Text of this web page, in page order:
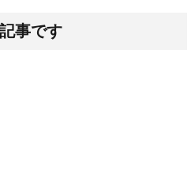
事です